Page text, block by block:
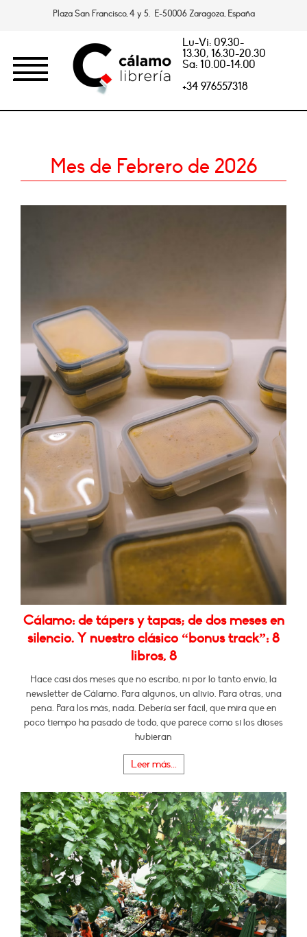
Plaza San Francisco, 4 y 5. E-50006 Zaragoza, España
Lu-Vi: 09.30-
13.30, 16.30-20.30
Sa: 10.00-14.00
+34 976557318
Mes de Febrero de 2026
Cálamo: de tápers y tapas; de dos meses en
silencio. Y nuestro clásico “bonus track”: 8
libros, 8
Hace casi dos meses que no escribo, ni por lo tanto envío, la
newsletter de Cálamo. Para algunos, un alivio. Para otras, una
pena. Para los más, nada. Debería ser fácil, que mira que en
poco tiempo ha pasado de todo, que parece como si los dioses
hubieran
Leer más...